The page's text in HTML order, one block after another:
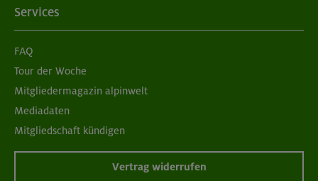
Services
FAQ
Tour der Woche
Mitgliedermagazin alpinwelt
Mediadaten
Mitgliedschaft kündigen
Vertrag widerrufen